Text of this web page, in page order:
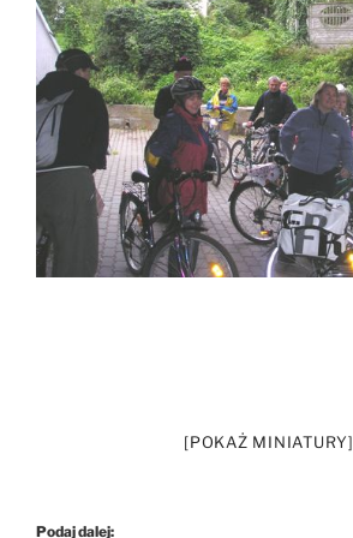
[POKAŻ MINIATURY]
Podaj dalej: